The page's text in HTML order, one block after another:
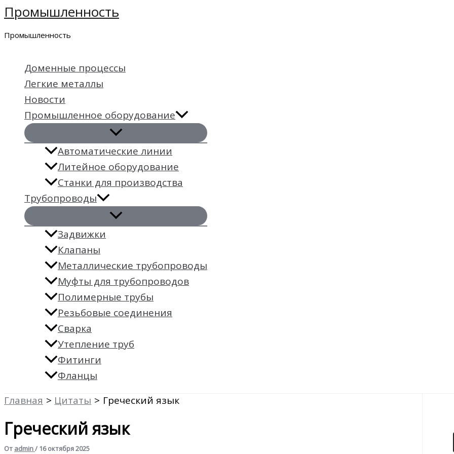
Перейти
содержимому
Промышленность
Промышленность
Доменные процессы
Легкие металлы
Новости
Промышленное оборудование
Автоматические линии
Литейное оборудование
Станки для производства
Трубопроводы
Задвижки
Клапаны
Металлические трубопроводы
Муфты для трубопроводов
Полимерные трубы
Резьбовые соединения
Сварка
Утепление труб
Фитинги
Фланцы
Главная
Цитаты Греческий язык
Греческий язык
От admin/ 16 октября 2025